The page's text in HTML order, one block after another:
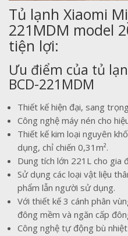
Tủ lạnh Xiaomi
221MDM model
tiện lợi:
Ưu điểm của tủ
BCD-221MDM
Thiết kế hiện đại, sang
Công nghệ máy nén cho
Thiết kế kim loại nguyên
dụng, chỉ chiến 0,31m².
Dung tích lớn 221L cho gia
Sử dụng các loại vật liệu
phẩm lẫn người sử dụng.
Với thiết kế 3 cánh phân
đông mềm và ngăn cấp
Công nghệ tự động bù